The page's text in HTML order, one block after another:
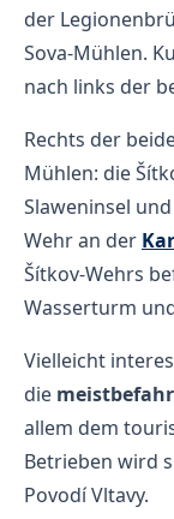
der
Sova-Mühlen.
nach links der
Rechts der
Mühlen: die
Slaweninsel
Wehr an der
Šítkov-Wehrs
Wasserturm
Vielleicht
die
allem dem
Betrieben wird
Povodí Vltavy.